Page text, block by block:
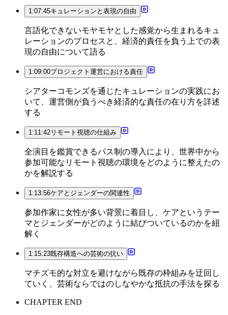
1:07:45キュレーションと表現の自由
言語化できないモヤモヤとした感覚から生まれるキュ
レーションのプロセスと、経済的責任を負う上での表
現の自由について語る
1:09:00プロジェクト運営における責任
シアターコモンズを通じたキュレーションの実践にお
いて、運営側が負うべき経済的な責任の在り方を詳述
する
1:11:42 リモート視聴の仕組み
全演目を鑑賞できるパス制の導入により、世界中から
参加可能なリモート視聴の環境をどのように整えたの
かを解説する
1:13:56ケアとジェンダーの関連性
参加作家に女性が多い背景に着目し、ケアというテー
マとジェンダーがどのように結びついているのかを紐
解く
1:15:23既存構造への芸術の抗い
マチズモ的な対立を避けながら既存の枠組みを迂回し
ていく、芸術ならではのしなやかな抵抗の手法を探る
CHAPTER END